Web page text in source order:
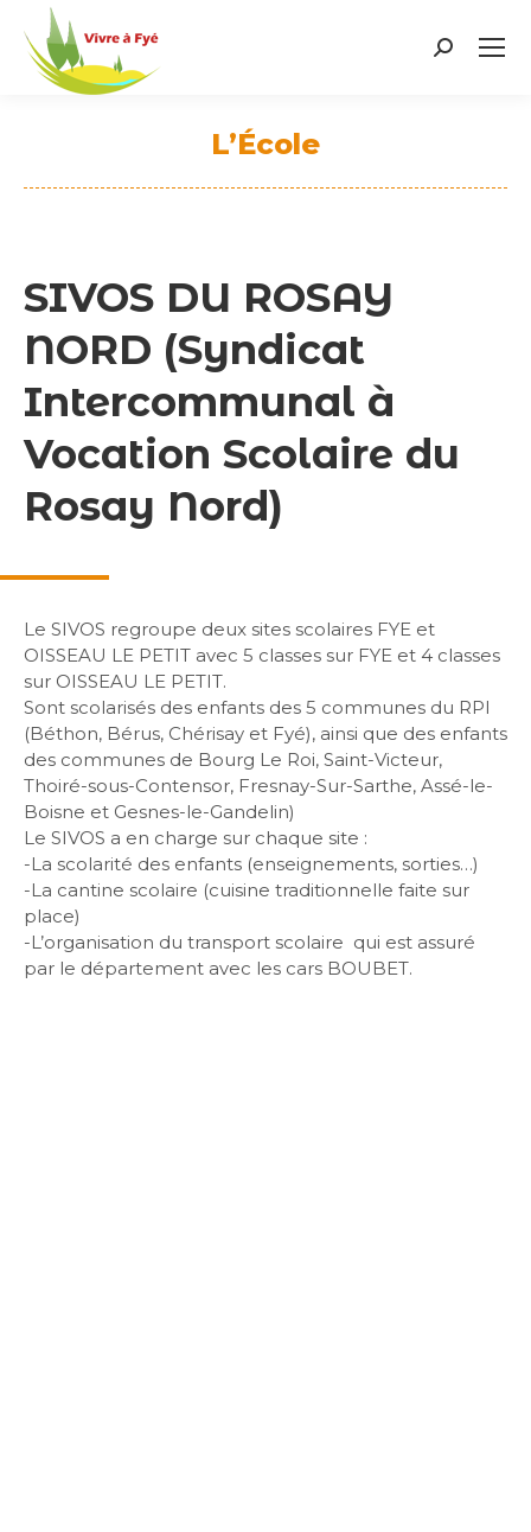
Search:
L’École
SIVOS DU ROSAY
NORD (Syndicat
Intercommunal à
Vocation Scolaire du
Rosay Nord)
Le SIVOS regroupe deux sites scolaires FYE et
OISSEAU LE PETIT avec 5 classes sur FYE et 4 classes
sur OISSEAU LE PETIT.
Sont scolarisés des enfants des 5 communes du RPI
(Béthon, Bérus, Chérisay et Fyé), ainsi que des enfants
des communes de Bourg Le Roi, Saint-Victeur,
Thoiré-sous-Contensor, Fresnay-Sur-Sarthe, Assé-le-
Boisne et Gesnes-le-Gandelin)
Le SIVOS a en charge sur chaque site :
-La scolarité des enfants (enseignements, sorties…)
-La cantine scolaire (cuisine traditionnelle faite sur
place)
-L’organisation du transport scolaire qui est assuré
par le département avec les cars BOUBET.